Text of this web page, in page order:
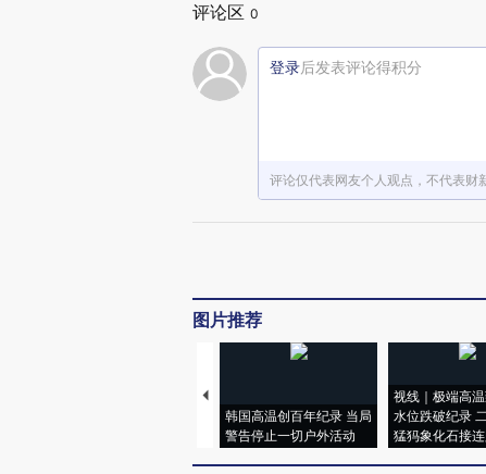
评论区 0
登录后发表评论得积分
评论仅代表网友个人观点，不代表财
图片推荐
韩国高温创百年纪录 当局
警告停止一切户外活动
视线｜极端高
水位跌破纪录
猛犸象化石接